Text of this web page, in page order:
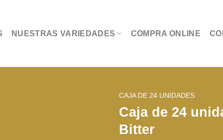
NUESTRAS VARIEDADES COMPRA ONLINE
CAJA DE 24 UNIDADES
Caja de 24
Bitter